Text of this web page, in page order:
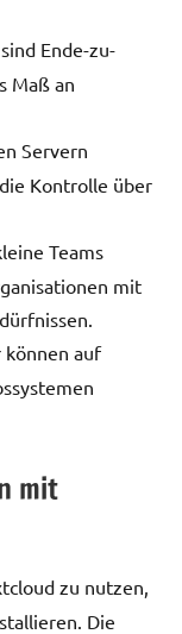
Ende-zu-
Maß an
Servern
Kontrolle über
Teams
mit
können auf
mit
zu nutzen,
Die